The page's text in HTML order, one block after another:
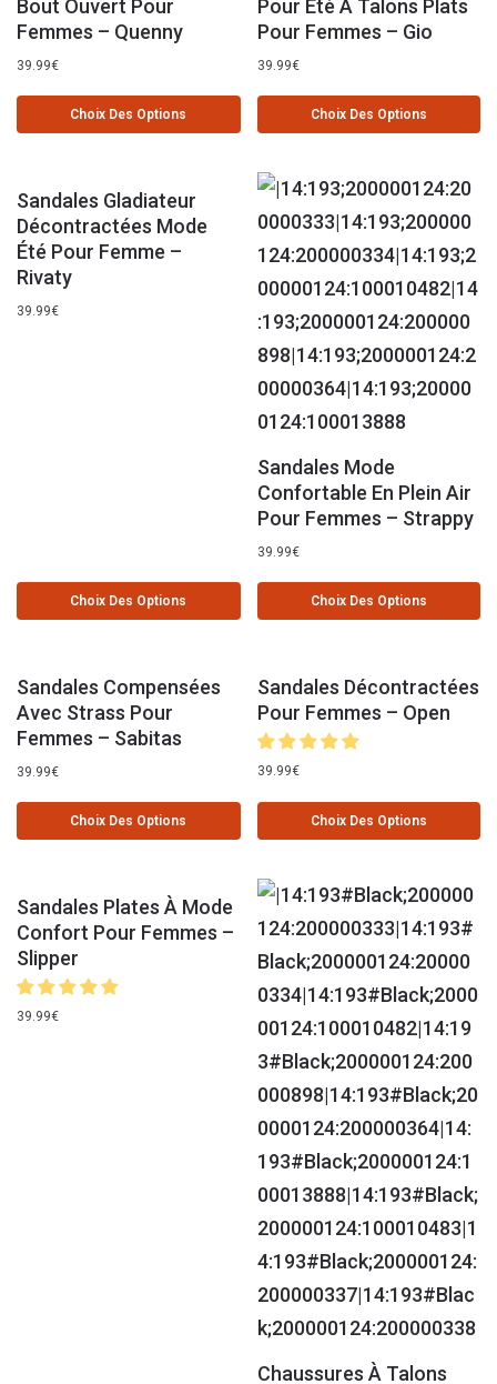
Bout Ouvert Pour
Femmes – Quenny
39.99€
Choix Des Options
Pour Été À Talons Plats
Pour Femmes – Gio
39.99€
Choix Des Options
Sandales Gladiateur
Décontractées Mode
Été Pour Femme –
Rivaty
39.99€
Choix Des Options
Sandales Mode
Confortable En Plein Air
Pour Femmes – Strappy
39.99€
Choix Des Options
Sandales Compensées
Avec Strass Pour
Femmes – Sabitas
39.99€
Choix Des Options
Sandales Décontractées
Pour Femmes – Open
39.99€
Choix Des Options
Sandales Plates À Mode
Confort Pour Femmes –
Slipper
39.99€
Chaussures À Talons